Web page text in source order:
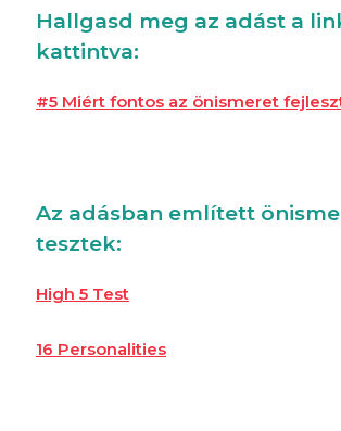
Hallgasd meg az adást a
kattintva:
#5 Miért fontos az önismeret
Az adásban említett
tesztek:
High 5 Test
16 Personalities